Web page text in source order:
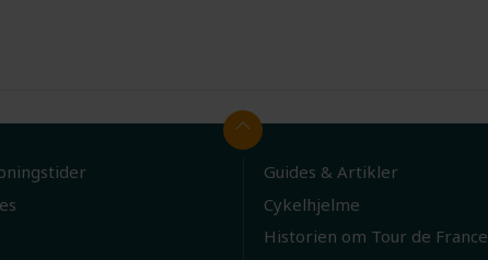
Guides & Artikler
Cykelhjelme
Historien om Tour de France